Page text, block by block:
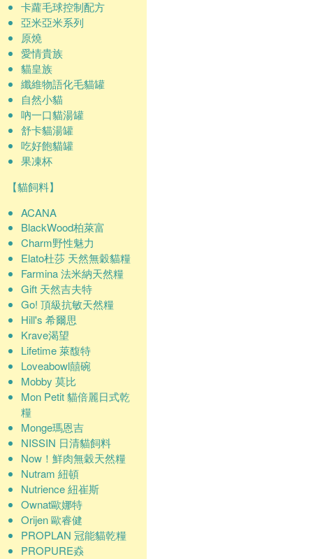
卡蘿毛球控制配方
亞米亞米系列
原燒
愛情貴族
貓皇族
纖維物語化毛貓罐
自然小貓
吶一口貓湯罐
舒卡貓湯罐
吃好飽貓罐
果凍杯
【貓飼料】
ACANA
BlackWood柏萊富
Charm野性魅力
Elato杜莎 天然無穀貓糧
Farmina 法米納天然糧
Gift 天然吉夫特
Go! 頂級抗敏天然糧
Hill's 希爾思
Krave渴望
Lifetime 萊馥特
Loveabowl囍碗
Mobby 莫比
Mon Petit 貓倍麗日式乾
糧
Monge瑪恩吉
NISSIN 日清貓飼料
Now！鮮肉無穀天然糧
Nutram 紐頓
Nutrience 紐崔斯
Ownat歐娜特
Orijen 歐睿健
PROPLAN 冠能貓乾糧
PROPURE猋